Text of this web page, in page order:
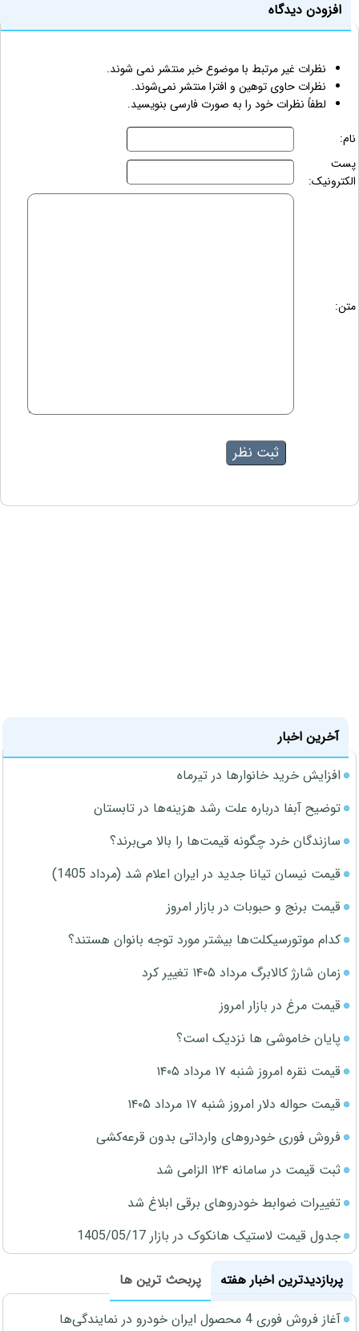
افزودن دیدگاه
نظرات غیر مرتبط با موضوع خبر منتشر نمی شوند.
نظرات حاوی توهین و افترا منتشر نمی‌شوند.
لطفاً نظرات خود را به صورت فارسی بنویسید.
نام:
پست
الکترونیک:
متن:
آخرین اخبار
افزایش خرید خانوارها در تیرماه
توضیح آبفا درباره علت رشد هزینه‌ها در تابستان
سازندگان خرد چگونه قیمت‌ها را بالا می‌برند؟
قیمت نیسان تیانا جدید در ایران اعلام شد (مرداد 1405)
قیمت برنج و حبوبات در بازار امروز
کدام موتورسیکلت‌ها بیشتر مورد توجه بانوان هستند؟
زمان شارژ کالابرگ مرداد ۱۴۰۵ تغییر کرد
قیمت مرغ در بازار امروز
پایان خاموشی ها نزدیک است؟
قیمت نقره امروز شنبه ۱۷ مرداد ۱۴۰۵
قیمت حواله دلار امروز شنبه ۱۷ مرداد ۱۴۰۵
فروش فوری خودروهای وارداتی بدون قرعه‌کشی
ثبت قیمت در سامانه ۱۲۴ الزامی شد
تغییرات ضوابط خودروهای برقی ابلاغ شد
جدول قیمت لاستیک هانکوک در بازار 1405/05/17
پربازدیدترین اخبار هفته
پربحث ترین ها
آغاز فروش فوری 4 محصول ایران خودرو در نمایندگی‌ها